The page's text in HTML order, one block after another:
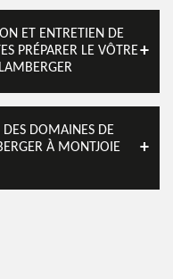
ET ENTRETIEN DE
PRÉPARER LE VÔTRE
DES DOMAINES DE
À MONTJOIE